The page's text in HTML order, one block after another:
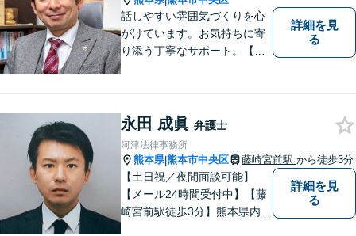
話しやすい雰囲気づくりを心
がけています。お気持ちに寄
り添う丁寧なサポート。【借
ート。企業からのご相談も承
ります【交通事故】弁護士費
用特約の利用可【夜間・休日
面談可】
詳細を見
る
永田 成眞 弁護士
河津法律事務所
熊本県|熊本市中央区 藤崎宮前駅 から徒歩3分
【土日祝／夜間面談可能】
【メール24時間受付中】【藤
崎宮前駅徒歩3分】熊本県内及
詳細を見
る